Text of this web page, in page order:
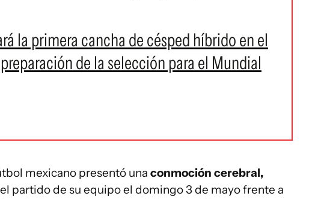
la primera cancha de césped híbrido en el
de la selección para el Mundial
mexicano presentó una conmoción cerebral,
partido de su equipo el domingo 3 de mayo frente a